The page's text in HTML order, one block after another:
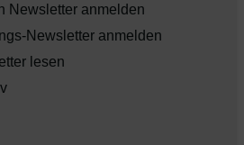
Newsletter anmelden
Newsletter anmelden
lesen